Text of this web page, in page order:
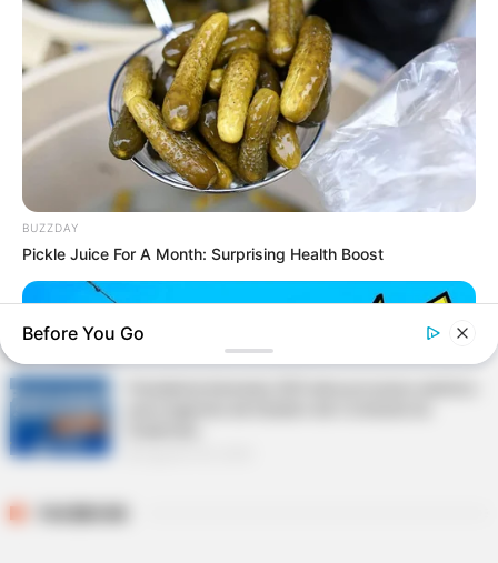
BUSCAR
DESTAQUES
FNARAS em Brasília: Senado pode promulgar
PEC 14 em semana de mobilização.
Risco de veto: correção do PLP 185 divide direção
da CONACS.
Agosto 05, 2026
BUZZDAY
Pickle Juice For A Month: Surprising Health Boost
Before You Go